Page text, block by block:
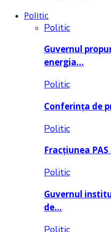
Politic
Politic
Guvernul
energia…
Politic
Conferința de
Politic
Fracțiunea
Politic
Guvernul
de…
Politic